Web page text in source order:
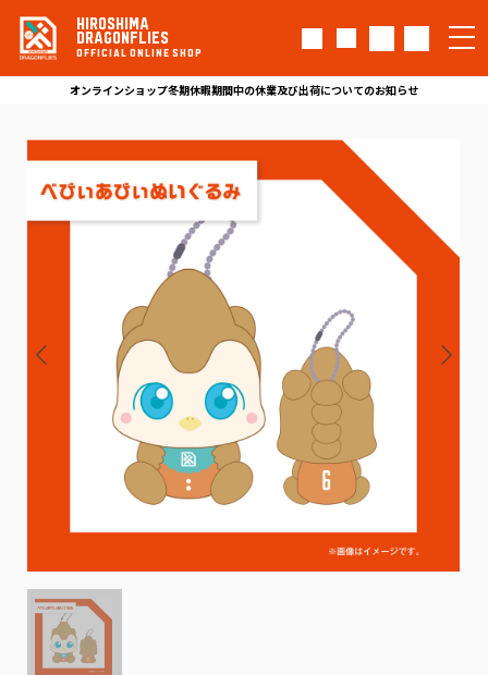
HIROSHIMA
DRAGONFLIES
OFFICIAL ONLINE SHOP
オンラインショップ冬期休暇期間中の休業及び出荷についてのお知らせ